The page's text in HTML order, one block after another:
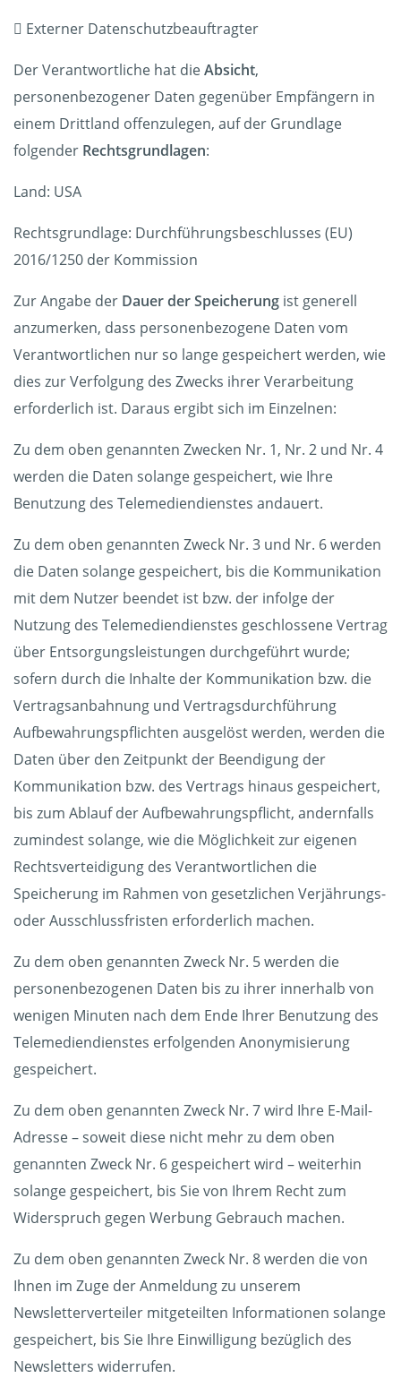
 Externer Datenschutzbeauftragter
Der Verantwortliche hat dieAbsicht,
personenbezogener Daten gegenüber Empfängern in
einem Drittland offenzulegen, auf der Grundlage
folgender Rechtsgrundlagen:
Land: USA
Rechtsgrundlage: Durchführungsbeschlusses (EU)
2016/1250 der Kommission
Zur Angabe der Dauer der Speicherung ist generell
anzumerken, dass personenbezogene Daten vom
Verantwortlichen nur so lange gespeichert werden, wie
dies zur Verfolgung des Zwecks ihrer Verarbeitung
erforderlich ist. Daraus ergibt sich im Einzelnen:
Zu dem oben genannten Zwecken Nr. 1, Nr. 2 und Nr. 4
werden die Daten solange gespeichert, wie Ihre
Benutzung des Telemediendienstes andauert.
Zu dem oben genannten Zweck Nr. 3 und Nr. 6 werden
die Daten solange gespeichert, bis die Kommunikation
mit dem Nutzer beendet ist bzw. der infolge der
Nutzung des Telemediendienstes geschlossene Vertrag
über Entsorgungsleistungen durchgeführt wurde;
sofern durch die Inhalte der Kommunikation bzw. die
Vertragsanbahnung und Vertragsdurchführung
Aufbewahrungspflichten ausgelöst werden, werden die
Daten über den Zeitpunkt der Beendigung der
Kommunikation bzw. des Vertrags hinaus gespeichert,
bis zum Ablauf der Aufbewahrungspflicht, andernfalls
zumindest solange, wie die Möglichkeit zur eigenen
Rechtsverteidigung des Verantwortlichen die
Speicherung im Rahmen von gesetzlichen Verjährungs-
oder Ausschlussfristen erforderlich machen.
Zu dem oben genannten Zweck Nr. 5 werden die
personenbezogenen Daten bis zu ihrer innerhalb von
wenigen Minuten nach dem Ende Ihrer Benutzung des
Telemediendienstes erfolgenden Anonymisierung
gespeichert.
Zu dem oben genannten Zweck Nr. 7 wird Ihre E-Mail-
Adresse – soweit diese nicht mehr zu dem oben
genannten Zweck Nr. 6 gespeichert wird – weiterhin
solange gespeichert, bis Sie von Ihrem Recht zum
Widerspruch gegen Werbung Gebrauch machen.
Zu dem oben genannten Zweck Nr. 8 werden die von
Ihnen im Zuge der Anmeldung zu unserem
Newsletterverteiler mitgeteilten Informationen solange
gespeichert, bis Sie Ihre Einwilligung bezüglich des
Newsletters widerrufen.